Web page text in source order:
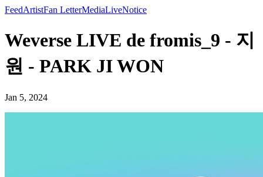
FeedArtistFan LetterMediaLiveNotice
Weverse LIVE de fromis_9 - 지
원 - PARK JI WON
Jan 5, 2024